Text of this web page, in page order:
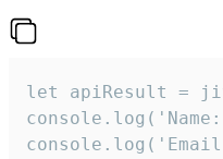
let apiResult =